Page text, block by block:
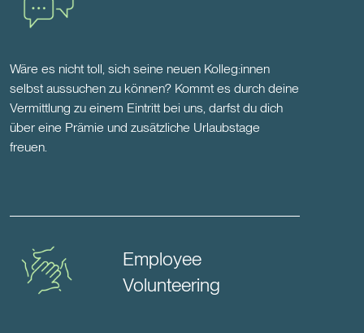
Wäre es nicht toll, sich seine neuen Kolleg:innen
selbst aussuchen zu können? Kommt es durch deine
Vermittlung zu einem Eintritt bei uns, darfst du dich
über eine Prämie und zusätzliche Urlaubstage
freuen.
Employee
Volunteering